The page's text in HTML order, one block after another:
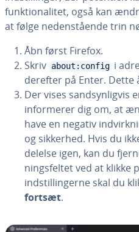
funk­tio­na­li­tet, også kan
at følge ne­den­stå­en­de trin
Åbn først Firefox.
Skriv about:config i
derefter på Enter.
Der vises sand­syn­lig­vis
in­for­me­rer dig om, at
have en negativ
og sikkerhed. Hvis du
del­el­se igen, kan du
nings­fel­tet ved at klikke
indstil­lin­ger­ne skal du
fortsæt.